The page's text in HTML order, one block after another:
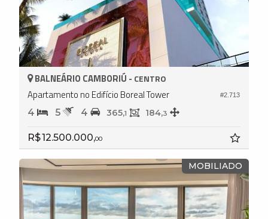
#2.713
BALNEÁRIO CAMBORIÚ - CENTRO
Apartamento no Edifício Boreal Tower
4 5 4 365,1 184,3
R$ 12.500.000,00
MOBILIADO